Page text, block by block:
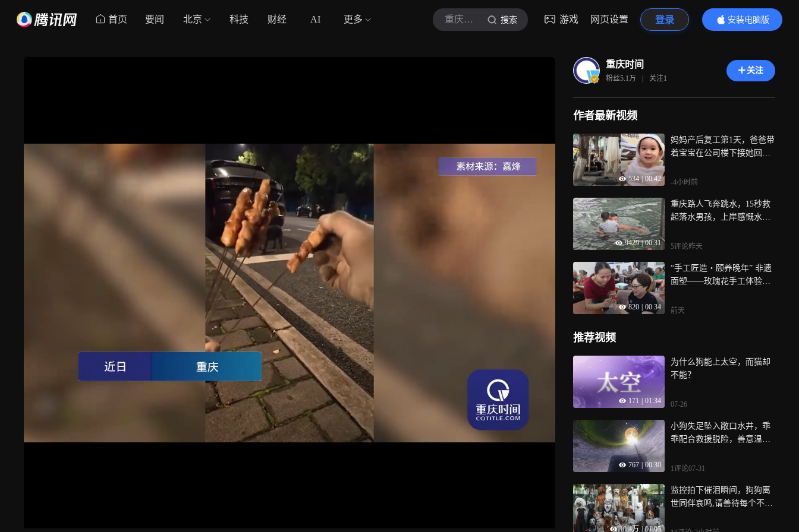
首页 要闻 北京 科技 财经 AI 更多 重庆时间 搜索 游戏 网页设置 登录
安装电脑版
内容更精彩
重庆时间
粉丝5.1万 | 关注1
关注
作者最新视频
534 | 00:42
妈妈产后复工第1天，爸爸带
着宝宝在公司楼下接她回
-4小时前
9429 | 00:31
重庆路人飞奔跳水，15秒救
起落水男孩，上岸感慨水冷
5评论昨天
820 00:34
“手工匠造・颐养晚年” 非遗
面塑——玫瑰花手工体验课
前天
推荐视频
171 01:34
为什么狗能上太空，而猫却
不能？
07-26
767 00:30
小狗失足坠入敞口水井，乖
乖配合救援脱险，善意温暖
1评论07-31
10.4万 01:05
监控拍下催泪瞬间，狗狗离
世同伴哀鸣,请善待每个不会